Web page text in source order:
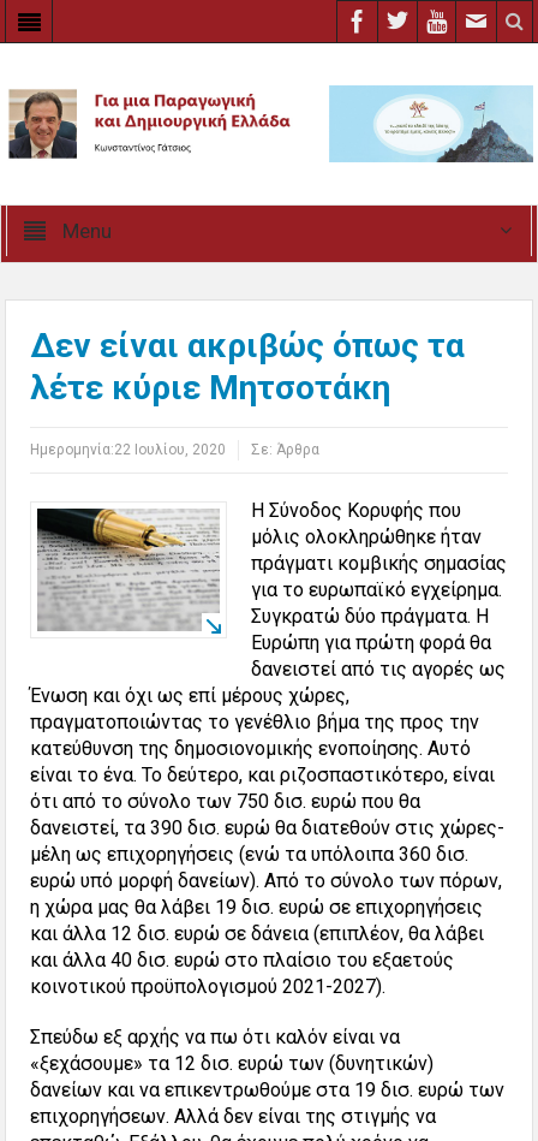
Menu
Δεν είναι ακριβώς όπως τα
λέτε κύριε Μητσοτάκη
Ημερομηνία:22 Ιουλίου, 2020 Σε:Άρθρα
Η Σύνοδος Κορυφής που
μόλις ολοκληρώθηκε ήταν
πράγματι κομβικής σημασίας
για το ευρωπαϊκό εγχείρημα.
Συγκρατώ δύο πράγματα. Η
Ευρώπη για πρώτη φορά θα
δανειστεί από τις αγορές ως
Ένωση και όχι ως επί μέρους χώρες,
πραγματοποιώντας το γενέθλιο βήμα της προς την
κατεύθυνση της δημοσιονομικής ενοποίησης. Αυτό
είναι το ένα. Το δεύτερο, και ριζοσπαστικότερο, είναι
ότι από το σύνολο των 750 δισ. ευρώ που θα
δανειστεί, τα 390 δισ. ευρώ θα διατεθούν στις χώρες-
μέλη ως επιχορηγήσεις (ενώ τα υπόλοιπα 360 δισ.
ευρώ υπό μορφή δανείων). Από το σύνολο των πόρων,
η χώρα μας θα λάβει 19 δισ. ευρώ σε επιχορηγήσεις
και άλλα 12 δισ. ευρώ σε δάνεια (επιπλέον, θα λάβει
και άλλα 40 δισ. ευρώ στο πλαίσιο του εξαετούς
κοινοτικού προϋπολογισμού 2021-2027).
Σπεύδω εξ αρχής να πω ότι καλόν είναι να
«ξεχάσουμε» τα 12 δισ. ευρώ των (δυνητικών)
δανείων και να επικεντρωθούμε στα 19 δισ. ευρώ των
επιχορηγήσεων. Αλλά δεν είναι της στιγμής να